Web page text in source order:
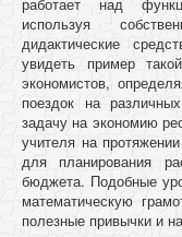
используя
дидактические
увидеть пример
экономистов,
поездок на
задачу на экономию
учителя на
для планирования
бюджета. Подобные
математическую
полезные привычки и